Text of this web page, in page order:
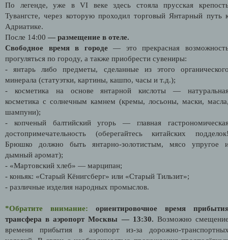
По легенде, уже в VI веке здесь стояла прусская
Тувангсте, через которую проходил торговый Янтарный путь
Адриатике.
После 14:00 — размещение в отеле.
Свободное время в городе— это прекрасная
прогуляться по городу, а также приобрести сувениры:
- янтарь либо предметы, сделанные из этого
минерала (статуэтки, картины, кашпо, часы и т.д.);
- косметика на основе янтарной кислоты —
косметика с солнечным камнем (кремы, лосьоны, маски,
шампуни);
- копченый балтийский угорь — главная
достопримечательность (оберегайтесь китайских
Брюшко должно быть янтарно-золотистым, мясо упругое
дымный аромат);
- «Мартовский хлеб» — марципан;
- коньяк: «Старый Кёнигсберг» или «Старый Тильзит»;
- различные изделия народных промыслов.
*Обратите внимание: ориентировочное время
трансфера в аэропорт Москвы — 13:30. Возможно
времени прибытия в аэропорт из-за дорожно-